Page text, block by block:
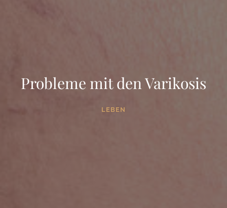
Probleme mit den Varikosis
LEBEN